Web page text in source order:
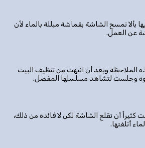
بألا تمسح الشاشة بقماشة مبللة بالماء لأن
عن العمل.
الملاحظة وبعد أن انتهت من تنظيف البيت
وجلست لتشاهد مسلسلها المفضل.
كثيراً أن تقلع الشاشة لكن لا فائدة من ذلك،
أتلفتها.